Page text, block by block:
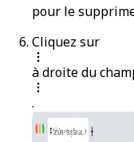
pour le
Cliquez sur
à droite du
.